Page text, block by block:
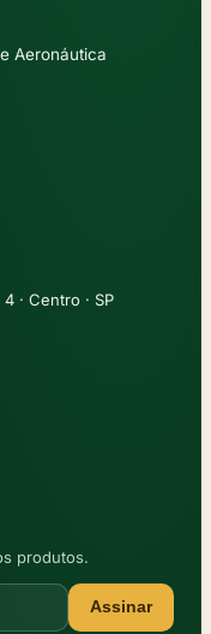
Aeronáutica
· Centro · SP
produtos.
Assinar